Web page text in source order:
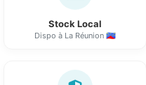
Stock Local
Dispo à La Réunion 🇷🇪